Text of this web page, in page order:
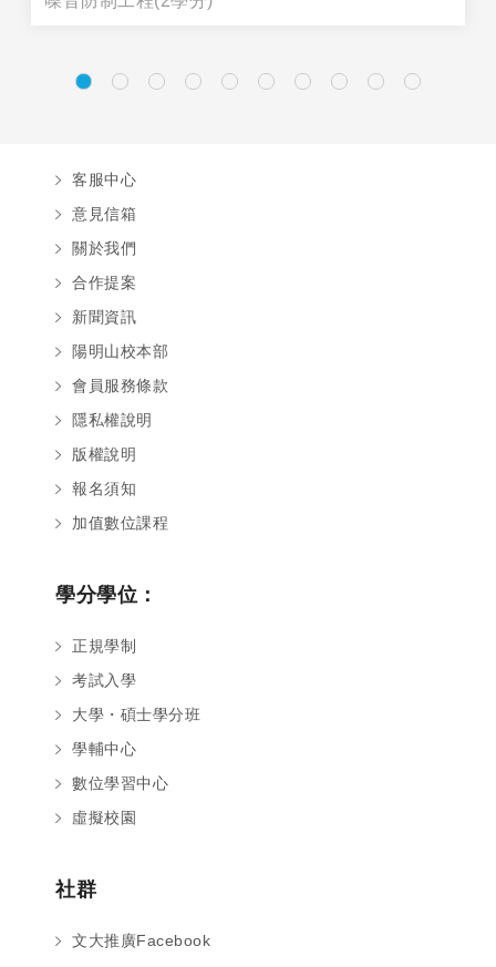
客服中心
意見信箱
關於我們
合作提案
新聞資訊
陽明山校本部
會員服務條款
隱私權說明
版權說明
報名須知
加值數位課程
學分學位：
正規學制
考試入學
大學・碩士學分班
學輔中心
數位學習中心
虛擬校園
社群
文大推廣Facebook